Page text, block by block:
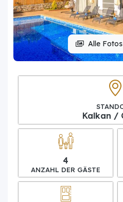
Alle
Kalkan /
4
ANZAHL DER GÄSTE